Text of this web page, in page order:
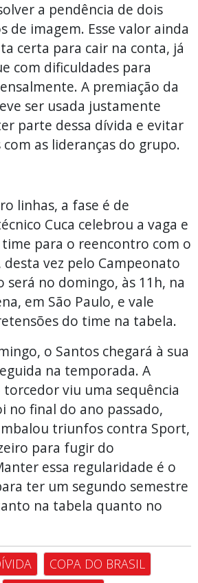
a pendência de dois
de imagem. Esse valor ainda
certa para cair na conta, já
com dificuldades para
A premiação da
ser usada justamente
parte dessa dívida e evitar
com as lideranças do grupo.
linhas, a fase é de
Cuca celebrou a vaga e
para o reencontro com o
vez pelo Campeonato
será no domingo, às 11h, na
em São Paulo, e vale
do time na tabela.
o Santos chegará à sua
na temporada. A
viu uma sequência
no final do ano passado,
triunfos contra Sport,
para fugir do
essa regularidade é o
ter um segundo semestre
na tabela quanto no
COPA DO BRASIL